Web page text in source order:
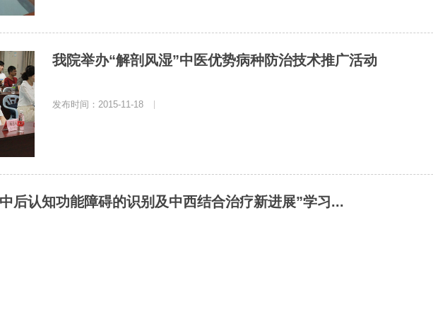
我院举办“解剖风湿”中医优势病种防治技术推广活动
发布时间：2015-11-18
后认知功能障碍的识别及中西结合治疗新进展”学习...